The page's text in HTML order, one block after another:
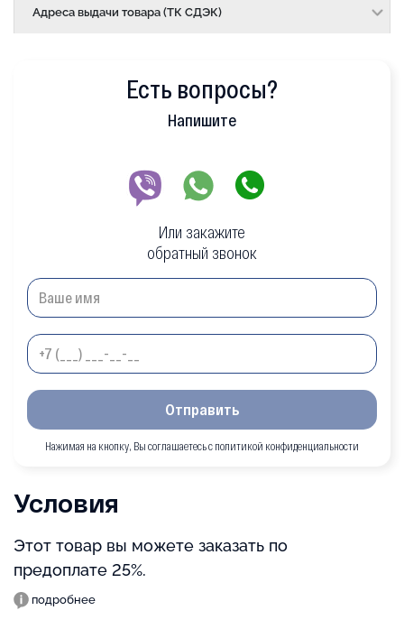
Адреса выдачи товара (ТК СДЭК)
Есть вопросы?
Напишите
Или закажите
обратный звонок
Отправить
Нажимая на кнопку, Вы соглашаетесь с политикой конфиденциальности
Условия
Этот товар вы можете заказать по
предоплате 25%.
подробнее